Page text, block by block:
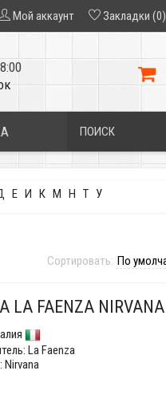
Мой аккаунт Закладки (0)
Е И К М Н Т У
Сортировать:
FAENZA NIRVANA
La Faenza
Nirvana